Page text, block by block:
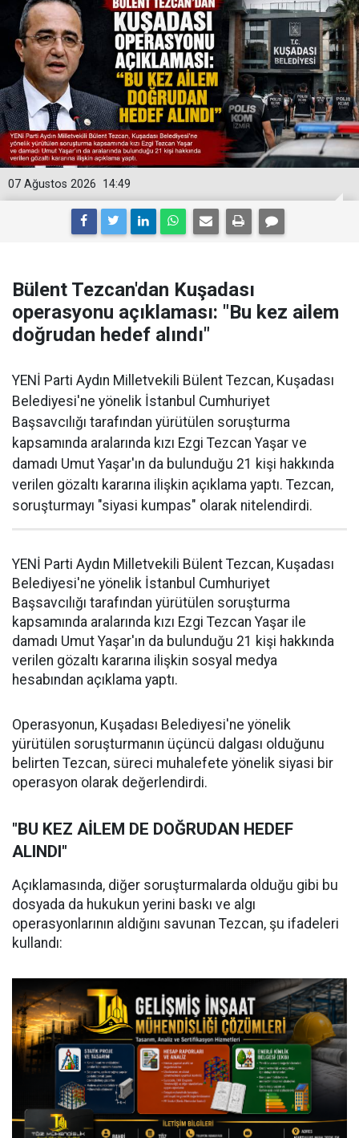
14:49
07 Ağustos 2026
Bülent Tezcan'dan Kuşadası
operasyonu açıklaması: "Bu kez ailem
doğrudan hedef alındı"
YENİ Parti Aydın Milletvekili Bülent Tezcan, Kuşadası
Belediyesi'ne yönelik İstanbul Cumhuriyet
Başsavcılığı tarafından yürütülen soruşturma
kapsamında aralarında kızı Ezgi Tezcan Yaşar ve
damadı Umut Yaşar'ın da bulunduğu 21 kişi hakkında
verilen gözaltı kararına ilişkin açıklama yaptı. Tezcan,
soruşturmayı "siyasi kumpas" olarak nitelendirdi.
YENİ Parti Aydın Milletvekili Bülent Tezcan, Kuşadası
Belediyesi'ne yönelik İstanbul Cumhuriyet
Başsavcılığı tarafından yürütülen soruşturma
kapsamında aralarında kızı Ezgi Tezcan Yaşar ile
damadı Umut Yaşar'ın da bulunduğu 21 kişi hakkında
verilen gözaltı kararına ilişkin sosyal medya
hesabından açıklama yaptı.
Operasyonun, Kuşadası Belediyesi'ne yönelik
yürütülen soruşturmanın üçüncü dalgası olduğunu
belirten Tezcan, süreci muhalefete yönelik siyasi bir
operasyon olarak değerlendirdi.
"BU KEZ AİLEM DE DOĞRUDAN HEDEF
ALINDI"
Açıklamasında, diğer soruşturmalarda olduğu gibi bu
dosyada da hukukun yerini baskı ve algı
operasyonlarının aldığını savunan Tezcan, şu ifadeleri
kullandı: